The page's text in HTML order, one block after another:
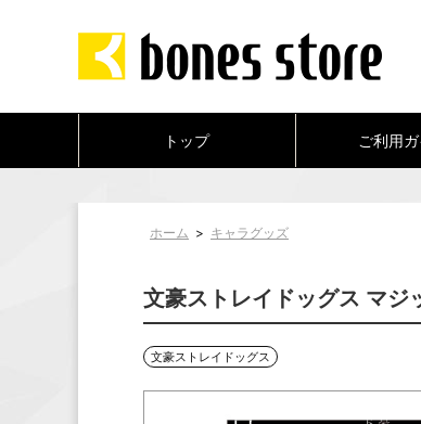
トップ ご利用
ホーム > キャラグッズ
文豪ストレイドッグス マ
文豪ストレイドッグス